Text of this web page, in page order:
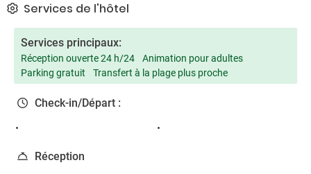
Services de l'hôtel
Services principaux:
Réception ouverte 24 h/24
Animation pour adultes
Parking gratuit
Transfert à la plage plus proche
Check-in/Départ :
Réception